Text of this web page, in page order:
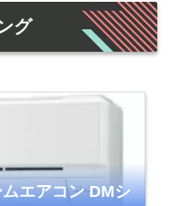
グ
エアコン DMシ